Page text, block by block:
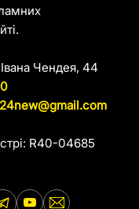
Чендея, 44
R40-04685